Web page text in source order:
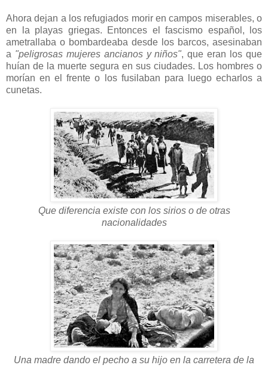
Ahora dejan a los refugiados morir en campos miserables, o
en la playas griegas. Entonces el fascismo español, los
ametrallaba o bombardeaba desde los barcos, asesinaban
a "peligrosas mujeres ancianos y niños", que eran los que
huían de la muerte segura en sus ciudades. Los hombres o
morían en el frente o los fusilaban para luego echarlos a
cunetas.
Que diferencia existe con los sirios o de otras
nacionalidades
Una madre dando el pecho a su hijo en la carretera de la